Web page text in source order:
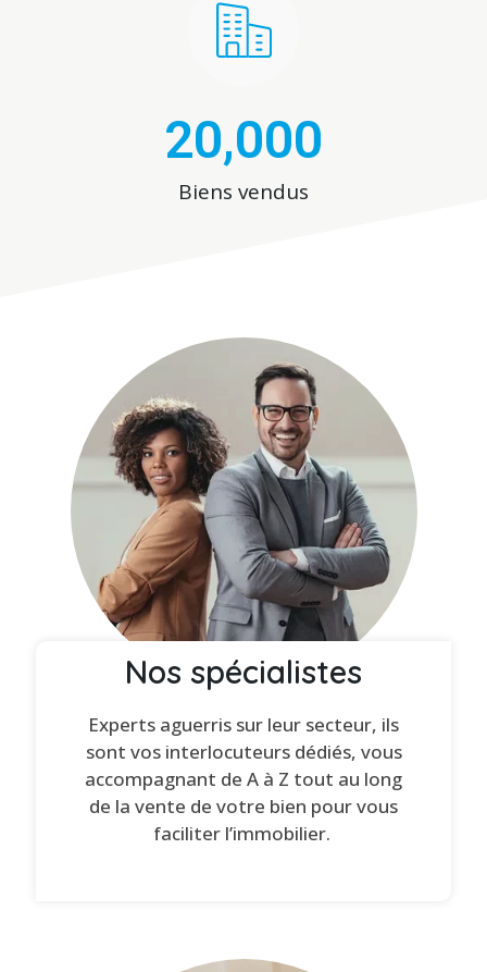
20,000
Biens vendus
Nos spécialistes
Experts aguerris sur leur secteur, ils
sont vos interlocuteurs dédiés, vous
accompagnant de A à Z tout au long
de la vente de votre bien pour vous
faciliter l’immobilier.